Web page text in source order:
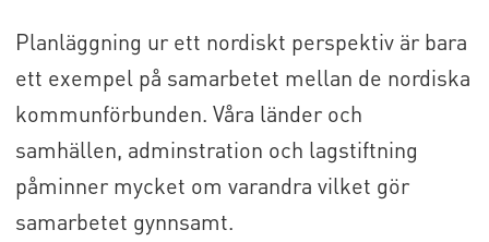
Planläggning ur ett nordiskt perspektiv är bara
ett exempel på samarbetet mellan de nordiska
kommunförbunden. Våra länder och
samhällen, adminstration och lagstiftning
påminner mycket om varandra vilket gör
samarbetet gynnsamt.